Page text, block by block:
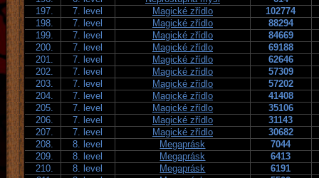
197.
7. level Magické zřídlo
102774
198.
7. level Magické zřídlo
88294
199.
7. level Magické zřídlo
84669
200.
7. level Magické zřídlo
69188
201.
7. level Magické zřídlo
62646
202.
7. level Magické zřídlo
57309
203.
7. level Magické zřídlo
57202
204.
7. level Magické zřídlo
41408
205.
7. level Magické zřídlo
35106
206.
7. level Magické zřídlo
31143
207.
7. level Magické zřídlo
30682
208.
8. level Megaprásk
7044
209.
8. level Megaprásk
6413
210.
8. level Megaprásk
6191